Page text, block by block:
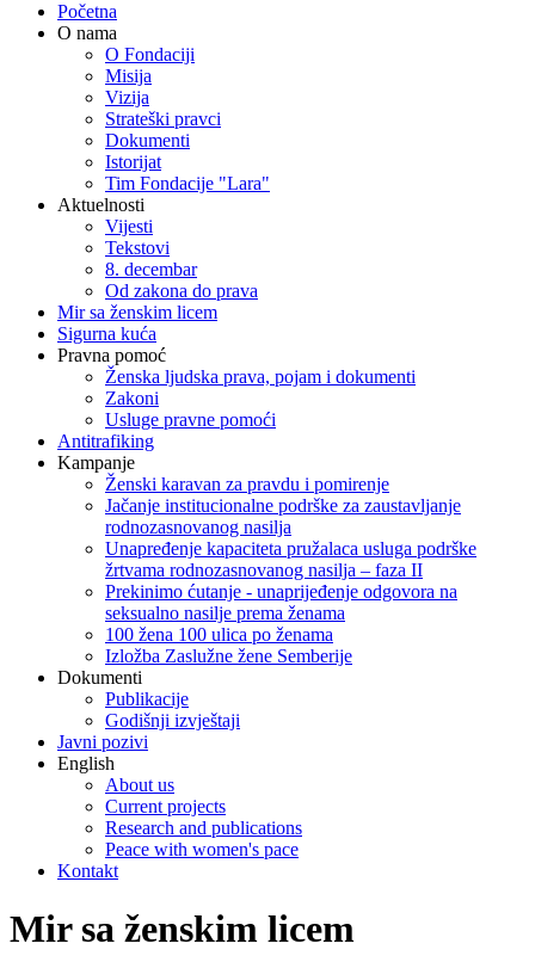
Početna
O nama
O Fondaciji
Misija
Vizija
Strateški pravci
Dokumenti
Istorijat
Tim Fondacije "Lara"
Aktuelnosti
Vijesti
Tekstovi
8. decembar
Od zakona do prava
Mir sa ženskim licem
Sigurna kuća
Pravna pomoć
Ženska ljudska prava, pojam i dokumenti
Zakoni
Usluge pravne pomoći
Antitrafiking
Kampanje
Ženski karavan za pravdu i pomirenje
Jačanje institucionalne podrške za zaustavljanje
rodnozasnovanog nasilja
Unapređenje kapaciteta pružalaca usluga podrške
žrtvama rodnozasnovanog nasilja – faza II
Prekinimo ćutanje - unaprijeđenje odgovora na
seksualno nasilje prema ženama
100 žena 100 ulica po ženama
Izložba Zaslužne žene Semberije
Dokumenti
Publikacije
Godišnji izvještaji
Javni pozivi
English
About us
Current projects
Research and publications
Peace with women's pace
Kontakt
Mir sa ženskim licem